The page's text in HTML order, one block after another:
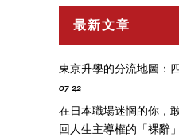
最新文章
東京升學的分流地圖：
07-22
在日本職場迷惘的你，
回人生主導權的「裸辭